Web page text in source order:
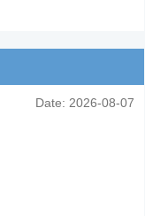
Date: 2026-08-07